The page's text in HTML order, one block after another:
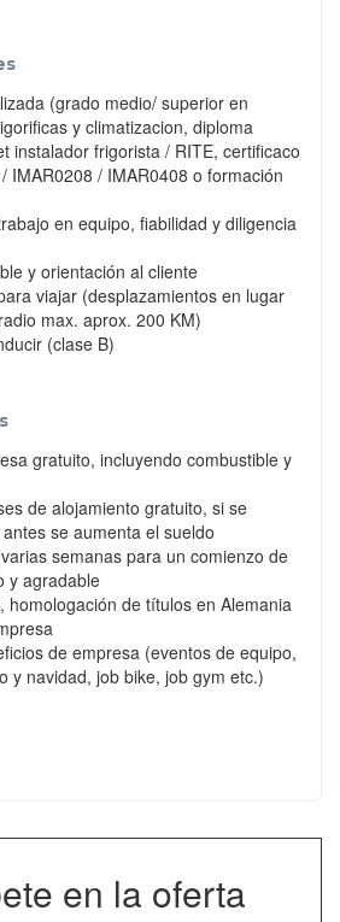
(grado medio/ superior en
y climatizacion, diploma
instalador frigorista / RITE, certificaco
IMAR0208 / IMAR0408 o formación
en equipo, fiabilidad y diligencia
y orientación al cliente
viajar (desplazamientos en lugar
max. aprox. 200 KM)
(clase B)
gratuito, incluyendo combustible y
de alojamiento gratuito, si se
se aumenta el sueldo
semanas para un comienzo de
y agradable
homologación de títulos en Alemania
de empresa (eventos de equipo,
y navidad, job bike, job gym etc.)
en la oferta